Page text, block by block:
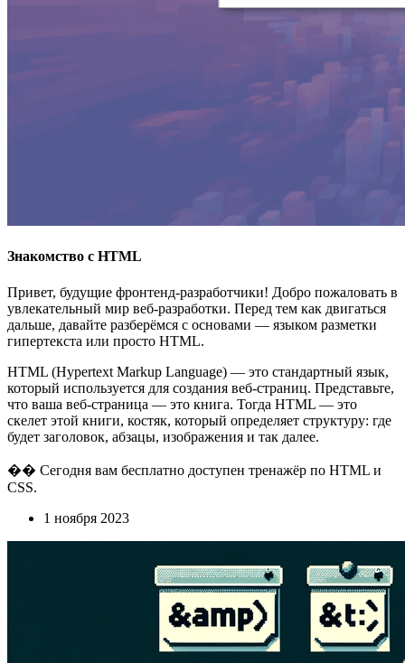
Знакомство с HTML
Привет, будущие фронтенд-разработчики! Добро пожаловать в
увлекательный мир веб-разработки. Перед тем как двигаться
дальше, давайте разберёмся с основами — языком разметки
гипертекста или просто HTML.
HTML (Hypertext Markup Language) — это стандартный язык,
который используется для создания веб-страниц. Представьте,
что ваша веб-страница — это книга. Тогда HTML — это
скелет этой книги, костяк, который определяет структуру: где
будет заголовок, абзацы, изображения и так далее.
�� Сегодня вам бесплатно доступен тренажёр по HTML и
CSS.
1 ноября 2023